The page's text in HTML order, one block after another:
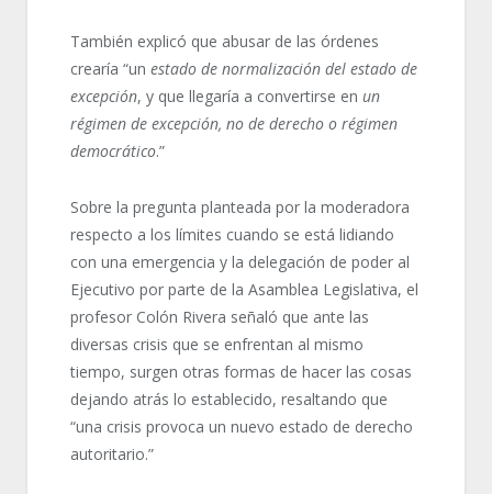
También explicó que abusar de las órdenes
crearía “un estado de normalización del estado de
excepción, y que llegaría a convertirse en un
régimen de excepción, no de derecho o régimen
democrático.”
Sobre la pregunta planteada por la moderadora
respecto a los límites cuando se está lidiando
con una emergencia y la delegación de poder al
Ejecutivo por parte de la Asamblea Legislativa, el
profesor Colón Rivera señaló que ante las
diversas crisis que se enfrentan al mismo
tiempo, surgen otras formas de hacer las cosas
dejando atrás lo establecido, resaltando que
“una crisis provoca un nuevo estado de derecho
autoritario.”